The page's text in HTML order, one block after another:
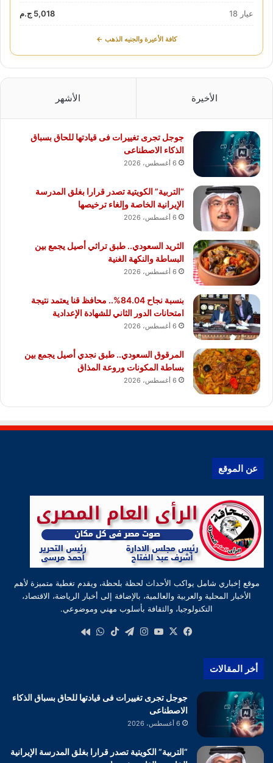
عيار 18 5,018 ج.م
كافة الأعيرة والجنيه الذهب ←
الأخيرة الأشهر
جوجل تجرى تغييرات فى قيادتها للحاق بسباق
الذكاء الاصطناعى
6 أغسطس، 2026
“التربية” الكويتية تصدر قرارا بغلق المدرسة
الإيرانية الخاصة وإلغاء ترخيصها
6 أغسطس، 2026
الثريد السعودي.. طبق تراثي أصيل يجمع بين
البساطة والنكهة الغنية
6 أغسطس، 2026
بنسبة نجاح 84.04%.. محافظ قنا يعتمد نتيجة
امتحانات الدور الثاني للشهادة الإعدادية
6 أغسطس، 2026
المرقوق السعودي.. طبق نجدي أصيل يجمع بين
بساطة المكونات وروعة المذاق
6 أغسطس، 2026
عن الموقع
موقع إخباري شامل يواكب الأحداث لحظة بلحظة، ويقدم تغطية متميزة لأهم
الأخبار المحلية والعربية والعالمية، بالإضافة إلى أخبار الرياضة، الاقتصاد،
التكنولوجيا، والثقافة بأسلوب مهني وموضوعي.
فيسبوك
‫X
‫YouTube
انستقرام
تيلقرام‫TikTokواتساب
أخر المقالات
جوجل تجرى تغييرات فى قيادتها للحاق بسباق الذكاء
الاصطناعى
6 أغسطس، 2026
“التربية” الكويتية تصدر قرارا بغلق المدرسة الإيرانية